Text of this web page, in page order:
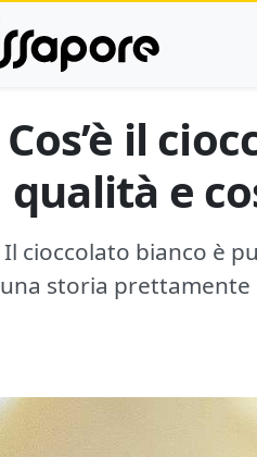
Cos’è il
qualità e
Il cioccolato bianco è
una storia prettamente